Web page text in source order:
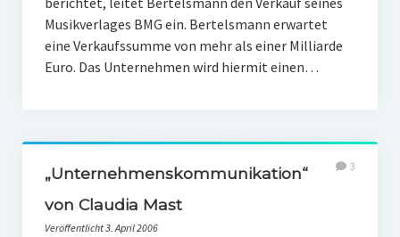
Musikverlages BMG ein. Bertelsmann erwartet
eine Verkaufssumme von mehr als einer Milliarde
Euro. Das Unternehmen wird hiermit einen…
„Unternehmenskommunikation“
von Claudia Mast
Veröffentlicht 3. April 2006
3